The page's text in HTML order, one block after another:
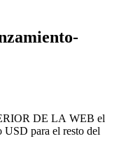
DE LA WEB el
USD para el resto del